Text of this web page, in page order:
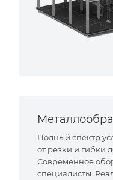
Полный спектр
от резки и гибки
Современное
специалисты.